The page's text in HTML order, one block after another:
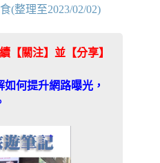
(整理至2023/02/02)
【關注】並【分享】
何提升網路曝光，